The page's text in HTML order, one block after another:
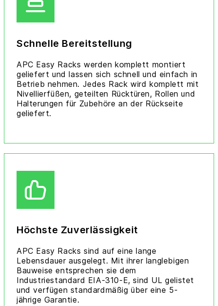
Schnelle Bereitstellung
APC Easy Racks werden komplett montiert
geliefert und lassen sich schnell und einfach in
Betrieb nehmen. Jedes Rack wird komplett mit
Nivellierfüßen, geteilten Rücktüren, Rollen und
Halterungen für Zubehöre an der Rückseite
geliefert.
Höchste Zuverlässigkeit
APC Easy Racks sind auf eine lange
Lebensdauer ausgelegt. Mit ihrer langlebigen
Bauweise entsprechen sie dem
Industriestandard EIA-310-E, sind UL gelistet
und verfügen standardmäßig über eine 5-
jährige Garantie.